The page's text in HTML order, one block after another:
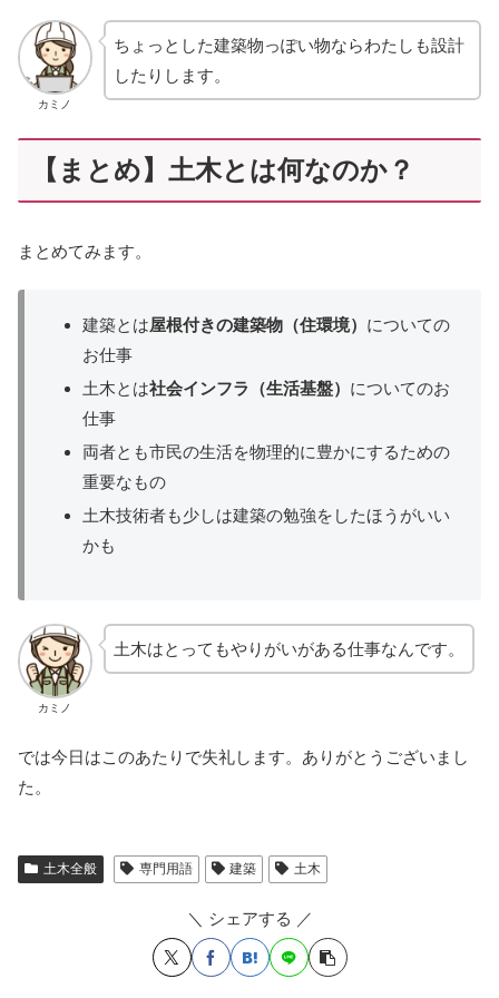
カミノ
ちょっとした建築物っぽい物ならわたしも設計
したりします。
【まとめ】土木とは何なのか？
まとめてみます。
建築とは屋根付きの建築物（住環境） についての
お仕事
土木とは社会インフラ（生活基盤） についてのお
仕事
両者とも市民の生活を物理的に豊かにするための
重要なもの
土木技術者も少しは建築の勉強をしたほうがいい
かも
カミノ
土木はとってもやりがいがある仕事なんです。
では今日はこのあたりで失礼します。ありがとうございまし
た。
土木全般 専門用語 建築 土木
＼ シェアする ／